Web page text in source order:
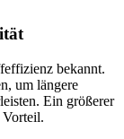
bekannt.
um längere
Ein größerer
Vorteil.